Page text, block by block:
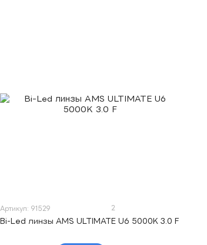
Артикул: 91529 2
Bi-Led линзы AMS ULTIMATE U6 5000K 3.0 F